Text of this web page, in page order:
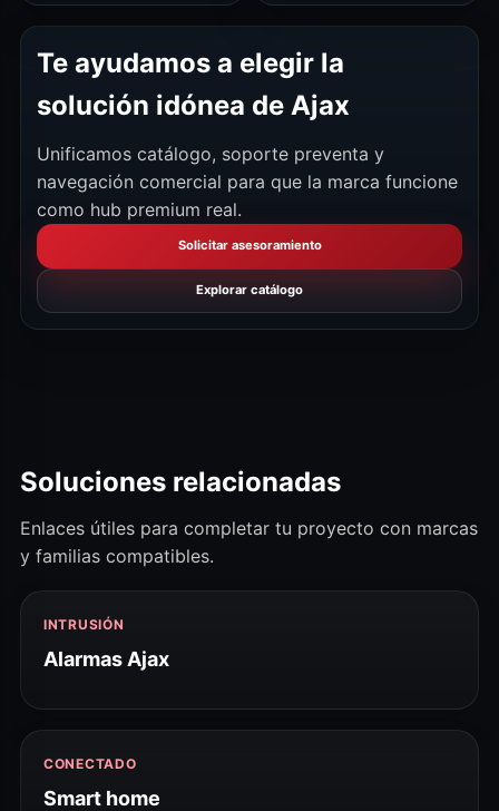
Te ayudamos a elegir la
solución idónea de Ajax
Unificamos catálogo, soporte preventa y
navegación comercial para que la marca funcione
como hub premium real.
Solicitar asesoramiento
Explorar catálogo
Soluciones relacionadas
Enlaces útiles para completar tu proyecto con marcas
y familias compatibles.
INTRUSIÓN
Alarmas Ajax
CONECTADO
Smart home